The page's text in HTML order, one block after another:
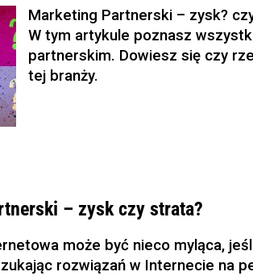
Marketing Partnerski – zysk?
W tym artykule poznasz
partnerskim. Dowiesz się czy
tej branży.
– zysk czy strata?
może być nieco myląca,
rozwiązań w Internecie na